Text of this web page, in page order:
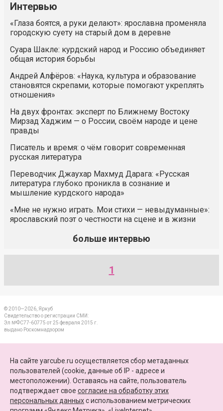
Интервью
«Глаза боятся, а руки делают»: ярославна променяла
городскую суету на старый дом в деревне
Суара Шакле: курдский народ и Россию объединяет
общая история борьбы
Андрей Алфёров: «Наука, культура и образование
становятся скрепами, которые помогают укреплять
отношения»
На двух фронтах: эксперт по Ближнему Востоку
Мирзад Хаджим — о России, своём народе и цене
правды
Писатель и время: о чём говорит современная
русская литература
Переводчик Джаухар Махмуд Дарага: «Русская
литература глубоко проникла в сознание и
мышление курдского народа»
«Мне не нужно играть. Мои стихи — невыдуманные»:
ярославский поэт о честности на сцене и в жизни
больше интервью
1
© 2010—2026, Яркуб
Свидетельство о регистрации СМИ:
Эл №ФС77-60775 от 25 февраля 2015 г.
выдано Роскомнадзором
ПАРТНЕРЫ
КАРТА САЙТА
+7 (4852) 64-15-52
На сайте yarcube.ru осуществляется сбор метаданных
пользователей (cookie, данные об IP - адресе и
местоположении). Оставаясь на сайте, пользователь
подтверждает свое согласие на обработку этих
персональных данныхc использованием метрических